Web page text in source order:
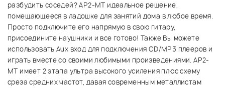
разбудить соседей? AP2-MT идеальное решение,
помещающееся в ладошке для занятий дома в любое время.
Просто подключите его напрямую в свою гитару,
присоедините наушники и все готово! Также Вы можете
использовать Aux вход для подключения CD/MP3 плееров и
играть вместе со своими любимыми произведениями. AP2-
MT имеет 2 этапа ультра высокого усиления плюс схему
среза средних частот, давая современным металлистам